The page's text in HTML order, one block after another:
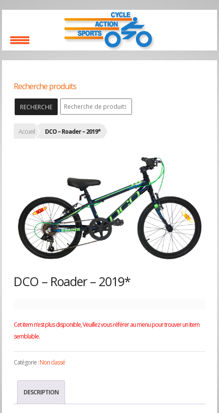
Recherche produits
RECHERCHE
Accueil DCO – Roader – 2019*
DCO – Roader – 2019*
Cet item n’est plus disponible, Veuillez vous référer au menu pour trouver un item
semblable.
Catégorie :Non classé
DESCRIPTION